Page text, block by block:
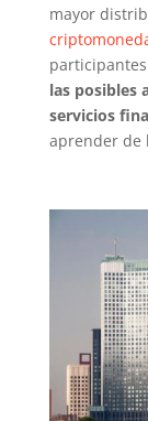
mayor
participantes
las posibles
servicios
aprender de